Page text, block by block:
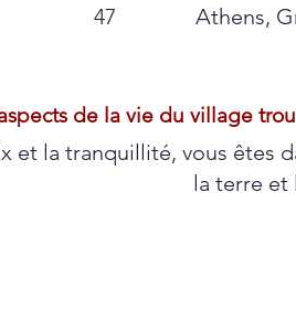
47 Athens,
de la vie du village
et la tranquillité, vous êtes
la terre et